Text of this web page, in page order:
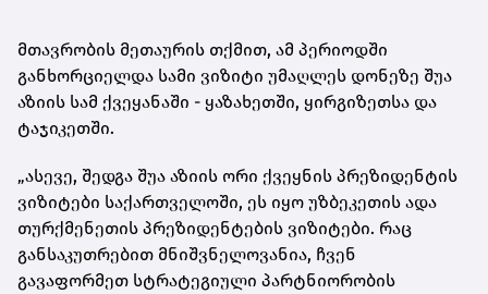
მთავრობის მეთაურის თქმით, ამ პერიოდში
განხორციელდა სამი ვიზიტი უმაღლეს დონეზე შუა
აზიის სამ ქვეყანაში - ყაზახეთში, ყირგიზეთსა და
ტაჯიკეთში.
„ასევე, შედგა შუა აზიის ორი ქვეყნის პრეზიდენტის
ვიზიტები საქართველოში, ეს იყო უზბეკეთის ადა
თურქმენეთის პრეზიდენტების ვიზიტები. რაც
განსაკუთრებით მნიშვნელოვანია, ჩვენ
გავაფორმეთ სტრატეგიული პარტნიორობის